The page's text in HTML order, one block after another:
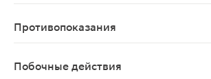
Противопоказания
Побочные действия